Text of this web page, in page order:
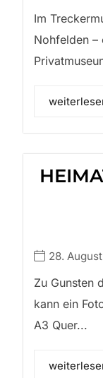
Im
Nohfelden –
28.
Zu Gunsten
kann ein
A3 Quer...